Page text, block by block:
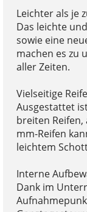
Leichter als je
Das leichte
sowie eine
machen es zu
aller Zeiten.
Vielseitige
Ausgestattet
breiten
mm-Reifen
leichtem
Interne
Dank im